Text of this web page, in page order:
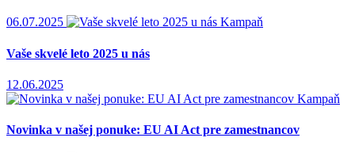
06.07.2025 Kampaň
Vaše skvelé leto 2025 u nás
12.06.2025
Kampaň
Novinka v našej ponuke: EU AI Act pre zamestnancov